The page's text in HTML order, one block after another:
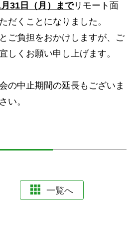
31日（月）までリモート面
だくことになりました。
ご負担をおかけしますが、ご
しくお願い申し上げます。
の中止期間の延長もございま
い。
一覧へ